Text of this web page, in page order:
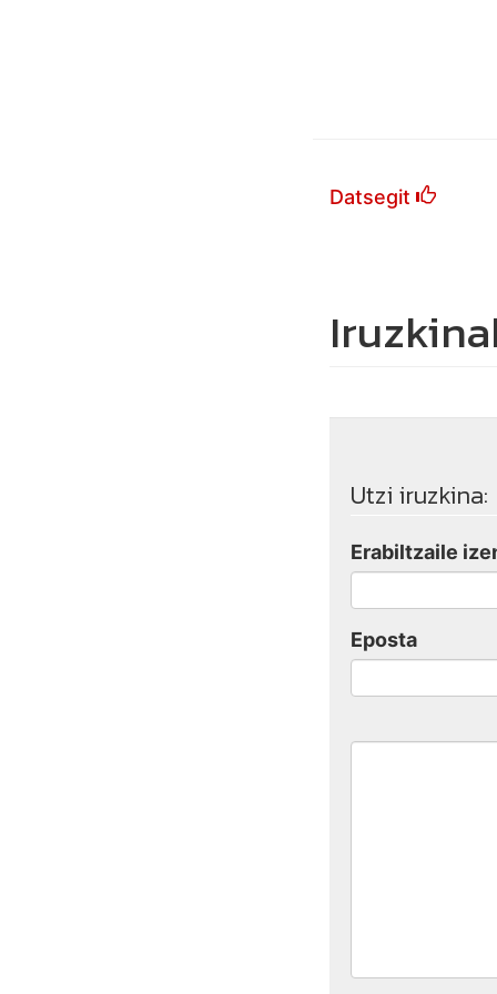
Datsegit
Utzi iruzkina:
Erabiltzaile
Eposta